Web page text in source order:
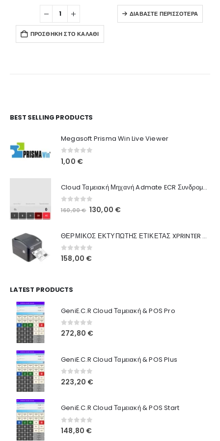
ΠΡΟΣΘΉΚΗ ΣΤΟ ΚΑΛΆΘΙ
ΔΙΑΒΆΣΤΕ ΠΕΡΙΣΣΌΤΕΡΑ
BEST SELLING PRODUCTS
Megasoft Prisma Win Live Viewer
0 out of 5
1,00 €
Cloud Ταμειακή Μηχανή Admate ECR Συνδρομή 12 μηνών
out of 5
160,00€ Original
160,00 €.
130,00 €Η
είναι:
ΘΕΡΜΙΚΟΣ ΕΚΤΥΠΩΤΗΣ ΕΤΙΚΕΤΑΣ XPRINTER XP-420B
0out of 5
158,00 €
LATEST PRODUCTS
GeniE.C.R Cloud Ταμειακή & POS Pro
0out of 5
272,80 €
GeniE.C.R Cloud Ταμειακή & POS Plus
0out of 5
223,20 €
GeniE.C.R Cloud Ταμειακή & POS Start
0out of 5
148,80 €
Ο Λογαριασμός μου
Στοιχεία λογαριασμού
Παραγγελίες
Πληροφορίες Καταστήματος
Ποιοι Είμαστε
Γιατί Εμάς
Blog
Όροι Χρήσης
Τρόποι Αγοράς
Τρόποι Πληρωμής
Τρόποι Αποστολής
Ασφάλεια Πληρωμών
© INTEPROF 2025